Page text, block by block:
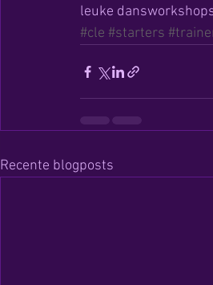
leuke
#cle #starters
Recente blogposts